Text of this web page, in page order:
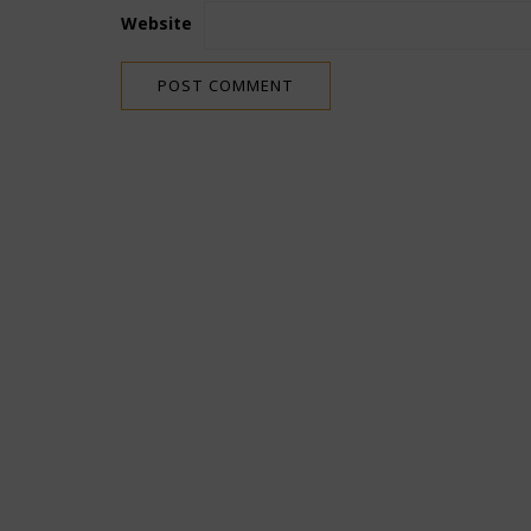
Website